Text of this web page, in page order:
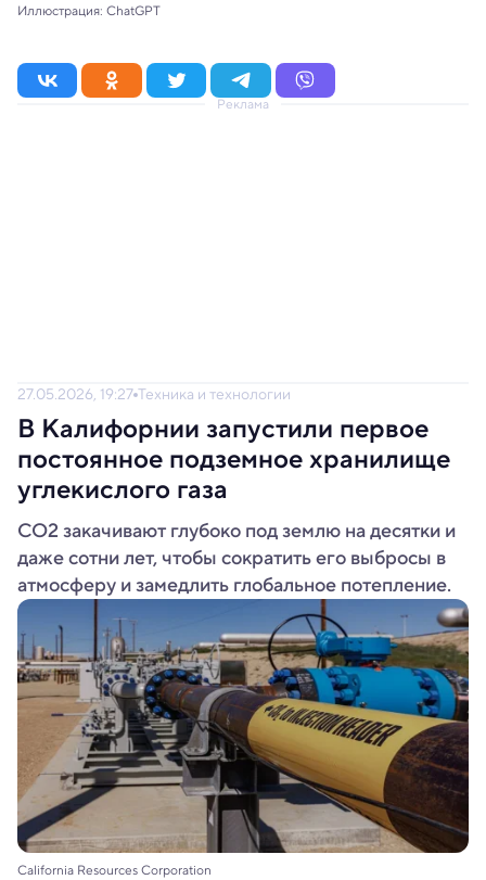
Иллюстрация: ChatGPT
Реклама
27.05.2026, 19:27 Техника и технологии
В Калифорнии запустили первое
постоянное подземное хранилище
углекислого газа
CO2 закачивают глубоко под землю на десятки и
даже сотни лет, чтобы сократить его выбросы в
атмосферу и замедлить глобальное потепление.
California Resources Corporation